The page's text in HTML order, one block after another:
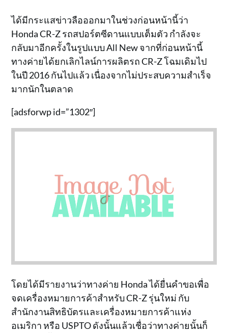
ได้มีกระแสข่าวลือออกมาในช่วงก่อนหน้านี้ว่า
Honda CR-Z รถสปอร์ตซีดานแบบเต็มตัว กำลังจะ
กลับมาอีกครั้งในรูปแบบ All New จากที่ก่อนหน้านี้
ทางค่ายได้ยกเลิกไลน์การผลิตรถ CR-Z โฉมเดิมไป
ในปี 2016 กันไปแล้ว เนื่องจากไม่ประสบความสำเร็จ
มากนักในตลาด
[adsforwp id=”1302″]
โดยได้มีรายงานว่าทางค่าย Honda ได้ยื่นคำขอเพื่อ
จดเครื่องหมายการค้าสำหรับ CR-Z รุ่นใหม่ กับ
สำนักงานสิทธิบัตรและเครื่องหมายการค้าแห่ง
อเมริกา หรือ USPTO ดังนั้นแล้วเชื่อว่าทางค่ายนั้นก็